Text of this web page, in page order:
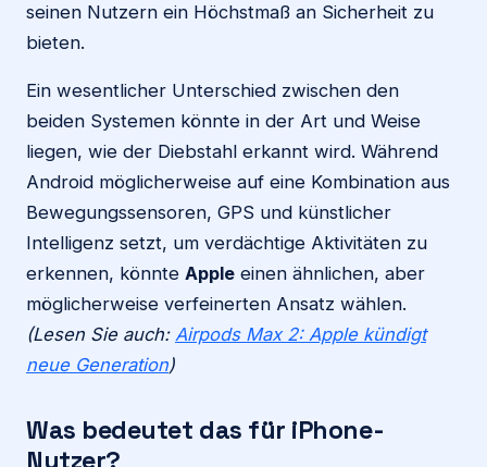
seinen Nutzern ein Höchstmaß an Sicherheit zu
bieten.
Ein wesentlicher Unterschied zwischen den
beiden Systemen könnte in der Art und Weise
liegen, wie der Diebstahl erkannt wird. Während
Android möglicherweise auf eine Kombination aus
Bewegungssensoren, GPS und künstlicher
Intelligenz setzt, um verdächtige Aktivitäten zu
erkennen, könnte Apple einen ähnlichen, aber
möglicherweise verfeinerten Ansatz wählen.
(Lesen Sie auch: Airpods Max 2: Apple kündigt
neue Generation)
Was bedeutet das für iPhone-